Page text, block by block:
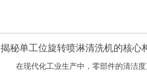
揭秘单工位旋转喷淋清洗机的核心
在现代化工业生产中，零部件的清洁度